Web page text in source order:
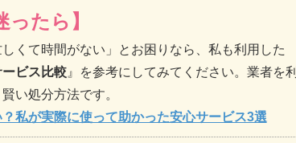
ったら】
くて時間がない」とお困りなら、私も利用した
ビス比較』を参考にしてみてください。業者を利
い処分方法です。
私が実際に使って助かった安心サービス3選